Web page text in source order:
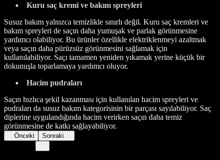
Kuru saç kremi ve bakım spreyleri
Susuz bakım yalnızca temizlikle sınırlı değil. Kuru saç kremleri ve
bakım spreyleri de saçın daha yumuşak ve parlak görünmesine
yardımcı olabiliyor. Bu ürünler özellikle elektriklenmeyi azaltmak
veya saçın daha pürüzsüz görünmesini sağlamak için
kullanılabiliyor. Saçı tamamen yeniden yıkamak yerine küçük bir
dokunuşla toparlamaya yardımcı oluyor.
Hacim pudraları
Saçın hızlıca şekil kazanması için kullanılan hacim spreyleri ve
pudraları da susuz bakım kategorisinin bir parçası sayılabiliyor. Saç
diplerine uygulandığında hacim verirken saçın daha temiz
görünmesine de katkı sağlayabiliyor.
Önceki Sonraki